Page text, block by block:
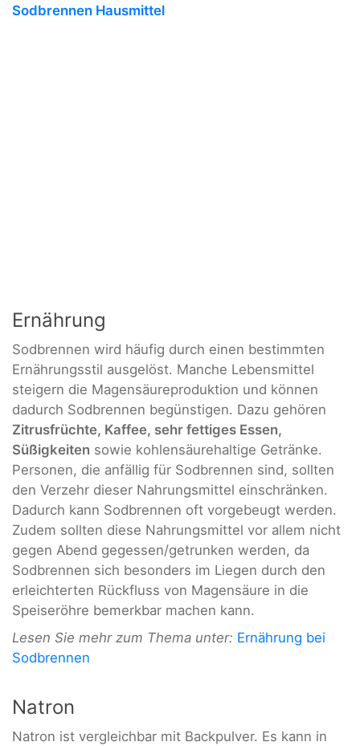
Sodbrennen Hausmittel
Ernährung
Sodbrennen wird häufig durch einen bestimmten
Ernährungsstil ausgelöst. Manche Lebensmittel
steigern die Magensäureproduktion und können
dadurch Sodbrennen begünstigen. Dazu gehören
Zitrusfrüchte, Kaffee, sehr fettiges Essen,
Süßigkeiten sowie kohlensäurehaltige Getränke.
Personen, die anfällig für Sodbrennen sind, sollten
den Verzehr dieser Nahrungsmittel einschränken.
Dadurch kann Sodbrennen oft vorgebeugt werden.
Zudem sollten diese Nahrungsmittel vor allem nicht
gegen Abend gegessen/getrunken werden, da
Sodbrennen sich besonders im Liegen durch den
erleichterten Rückfluss von Magensäure in die
Speiseröhre bemerkbar machen kann.
Lesen Sie mehr zum Thema unter: Ernährung bei
Sodbrennen
Natron
Natron ist vergleichbar mit Backpulver. Es kann in